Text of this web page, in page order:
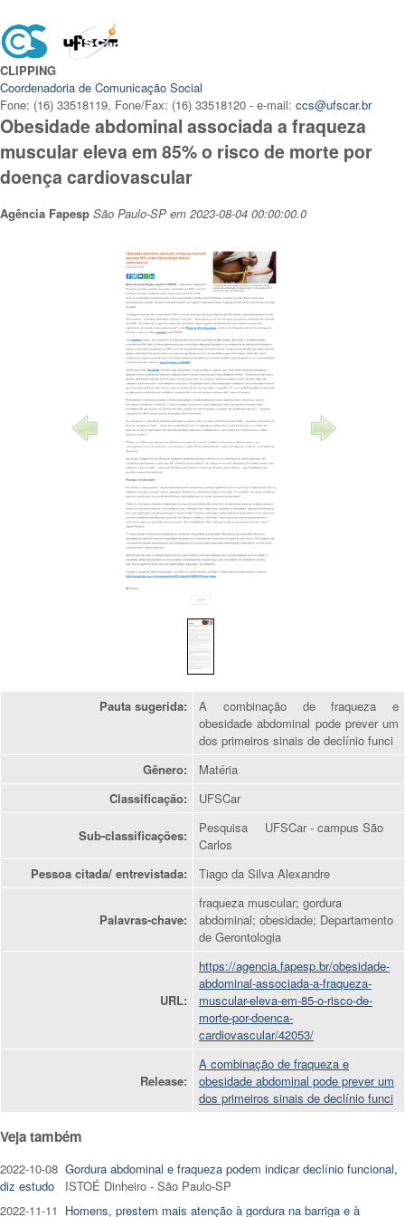
CLIPPING
Coordenadoria de Comunicação Social
Fone: (16) 33518119, Fone/Fax: (16) 33518120 - e-mail: ccs@ufscar.br
Obesidade abdominal associada a fraqueza
muscular eleva em 85% o risco de morte por
doença cardiovascular
Agência Fapesp São Paulo-SP em 2023-08-04 00:00:00.0
Pauta sugerida:
A combinação de fraqueza e
obesidade abdominal pode prever um
dos primeiros sinais de declínio funci
Gênero:
Matéria
Classificação:
UFSCar
Sub-classificações: Pesquisa
UFSCar - campus São
Carlos
Pessoa citada/ entrevistada:
Tiago da Silva Alexandre
Palavras-chave:
fraqueza muscular; gordura
abdominal; obesidade; Departamento
de Gerontologia
URL:
https://agencia.fapesp.br/obesidade-
abdominal-associada-a-fraqueza-
muscular-eleva-em-85-o-risco-de-
morte-por-doenca-
cardiovascular/42053/
Release:
A combinação de fraqueza e
obesidade abdominal pode prever um
dos primeiros sinais de declínio funci
Veja também
2022-10-08 Gordura abdominal e fraqueza podem indicar declínio funcional,
diz estudo
ISTOÉ Dinheiro - São Paulo-SP
2022-11-11 Homens, prestem mais atenção à gordura na barriga e à